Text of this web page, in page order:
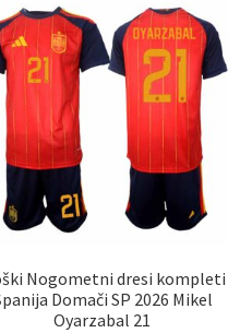
Možnosti
lahko
izberete
strani
izdelka
Nogometni dresi kompleti
Domači SP 2026 Mikel
Oyarzabal 21